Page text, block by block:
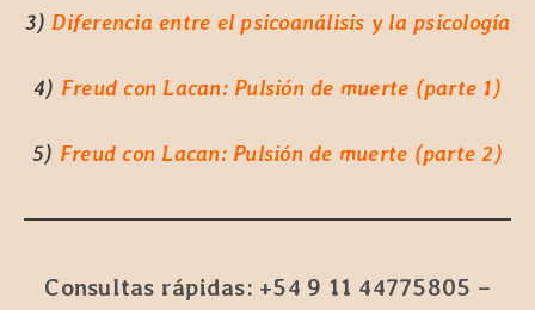
3) Diferencia entre el psicoanálisis y la psicología
4) Freud con Lacan: Pulsión de muerte (parte 1)
5) Freud con Lacan: Pulsión de muerte (parte 2)
Consultas rápidas: +54 9 11 44775805 –